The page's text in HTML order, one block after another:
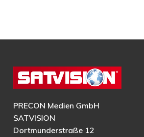
PRECON Medien GmbH
SATVISION
Dortmunderstraße 12